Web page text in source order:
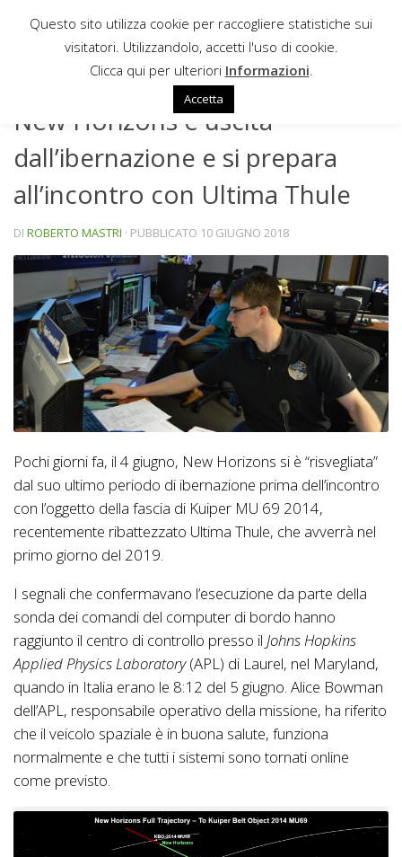
Sotto il contenuto
New Horizons è uscita
dall’ibernazione e si prepara
all’incontro con Ultima Thule
DI ROBERTO MASTRI · PUBBLICATO 10 GIUGNO 2018
Pochi giorni fa, il 4 giugno, New Horizons si è “risvegliata”
dal suo ultimo periodo di ibernazione prima dell’incontro
con l’oggetto della fascia di Kuiper MU 69 2014,
recentemente ribattezzato Ultima Thule, che avverrà nel
primo giorno del 2019.
I segnali che confermavano l’esecuzione da parte della
sonda dei comandi del computer di bordo hanno
raggiunto il centro di controllo presso il Johns Hopkins
Applied Physics Laboratory(APL) di Laurel, nel Maryland,
quando in Italia erano le 8:12 del 5 giugno. Alice Bowman
dell’APL, responsabile operativo della missione, ha riferito
che il veicolo spaziale è in buona salute, funziona
normalmente e che tutti i sistemi sono tornati online
come previsto.
Questo sito utilizza cookie per raccogliere statistiche sui
visitatori. Utilizzandolo, accetti l'uso di cookie.
Clicca qui per ulteriori Informazioni
Accetta